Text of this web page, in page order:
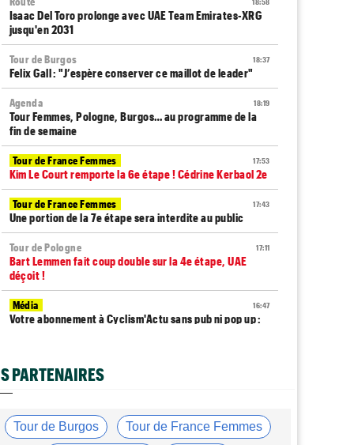
Isaac Del Toro prolonge avec UAE Team Emirates-XRG
jusqu'en 2031
18:37
Tour de Burgos
Felix Gall : "J’espère conserver ce maillot de leader"
18:19
Agenda
Tour Femmes, Pologne, Burgos… au programme de la
fin de semaine
17:53
Tour de France Femmes
Kim Le Court remporte la 6e étape ! Cédrine Kerbaol 2e
17:43
Tour de France Femmes
Une portion de la 7e étape sera interdite au public
17:11
Tour de Pologne
Bart Lemmen fait coup double sur la 4e étape, UAE
déçoit !
16:47
Média
Votre abonnement à Cyclism'Actu sans pub ni pop up :
Felix Gall remporte la 3e étape et prend les commandes
du général
16:22
Route
Quels seront les prochains défis de Tadej Pogacar ?
PARTENAIRES
Tour de Burgos Tour de France Femmes